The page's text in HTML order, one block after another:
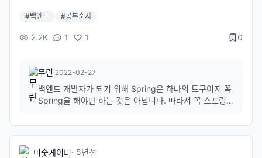
리고, 채팅 등등의 기능을 혼자서 구현할 만큼의 실력이 현재로서
의 목표입니다. 근데 여기서 스프링 공부법이 너무 헷갈립니다ㅠ J
라구요 그래서 공부 순서 좀 자세하게 알려주실 분 계신가요 또 ht
ml,css,js도 해야 된다고 하시던데 어느정도의 지식이 필요한가요
아무 사이트 클론 코딩이 가능할 정도의 실력을 가져야 할까요?
입니다
#백엔드 #공부순서
2.2K 1 1 0
무린 ·2022-02-27
백엔드 개발자가 되기 위해 Spring은 하나의 도구이지 꼭
Spring을 해야만 하는 것은 아닙니다. 따라서 꼭 스프링
Node.js처럼 빠르게 웹서버를 만드는 것부터 해보시고 스
프링을 보셔도 상관없을 것 같습니다. 만약 스프링을 공부
한다고 하실 때도 JSP,서블릿을 먼저 보든 ...
미숫게이너· 5년전